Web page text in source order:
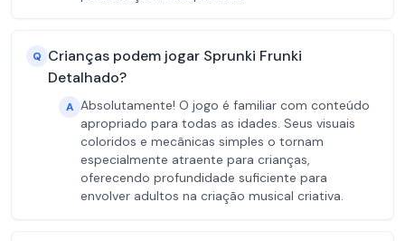
Q Crianças podem jogar Sprunki Frunki
Detalhado?
A Absolutamente! O jogo é familiar com conteúdo
apropriado para todas as idades. Seus visuais
coloridos e mecânicas simples o tornam
especialmente atraente para crianças,
oferecendo profundidade suficiente para
envolver adultos na criação musical criativa.